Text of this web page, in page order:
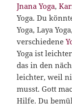
Jnana Yoga,
Yoga. Du
Yoga, Laya
verschiedene
Yoga ist
das in den
leichter, weil
musst. Gott
Hilfe. Du